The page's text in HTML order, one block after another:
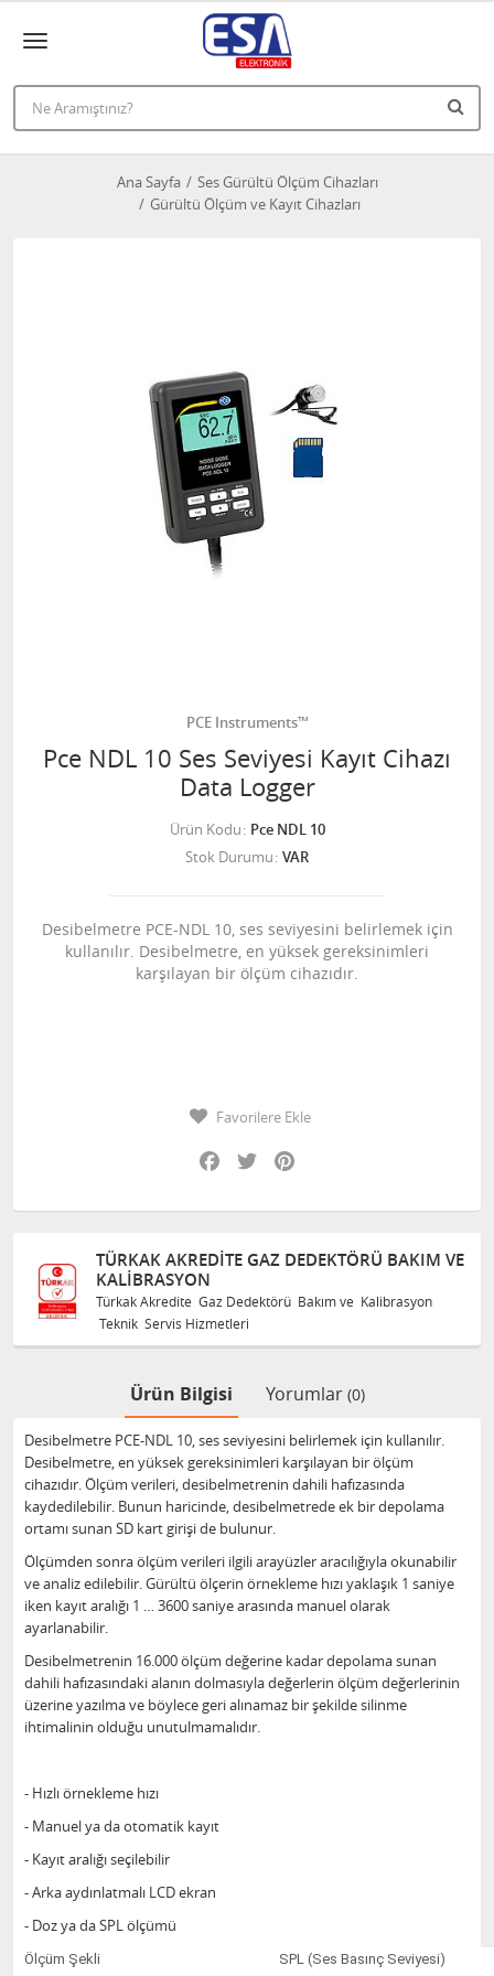
Ana Sayfa
Ses Gürültü Ölçüm Cihazları
Gürültü Ölçüm ve Kayıt Cihazları
PCE Instruments™
Pce NDL 10 Ses Seviyesi Kayıt Cihazı
Data Logger
Ürün Kodu Pce NDL 10
Stok Durumu VAR
Desibelmetre PCE-NDL 10, ses seviyesini belirlemek için
kullanılır. Desibelmetre, en yüksek gereksinimleri
karşılayan bir ölçüm cihazıdır.
Favorilere Ekle
Facebook
Twitter
GAZ DEDEKTÖRÜ BAKIM VE
Gaz Dedektörü Bakım ve Kalibrasyon
TÜRKAK
Türkak Akredite
Ürün Bilgisi Yorumlar (0)
Desibelmetre PCE-NDL 10, ses seviyesini belirlemek için kullanılır.
Desibelmetre, en yüksek gereksinimleri karşılayan bir ölçüm
cihazıdır. Ölçüm verileri, desibelmetrenin dahili hafızasında
kaydedilebilir. Bunun haricinde, desibelmetrede ek bir depolama
ortamı sunan SD kart girişi de bulunur.
Ölçümden sonra ölçüm verileri ilgili arayüzler aracılığıyla okunabilir
ve analiz edilebilir. Gürültü ölçerin örnekleme hızı yaklaşık 1 saniye
iken kayıt aralığı 1 … 3600 saniye arasında manuel olarak
ayarlanabilir.
Desibelmetrenin 16.000 ölçüm değerine kadar depolama sunan
dahili hafızasındaki alanın dolmasıyla değerlerin ölçüm değerlerinin
üzerine yazılma ve böylece geri alınamaz bir şekilde silinme
ihtimalinin olduğu unutulmamalıdır.
- Hızlı örnekleme hızı
- Manuel ya da otomatik kayıt
- Kayıt aralığı seçilebilir
- Arka aydınlatmalı LCD ekran
- Doz ya da SPL ölçümü
Ölçüm Şekli
SPL (Ses Basınç Seviyesi)